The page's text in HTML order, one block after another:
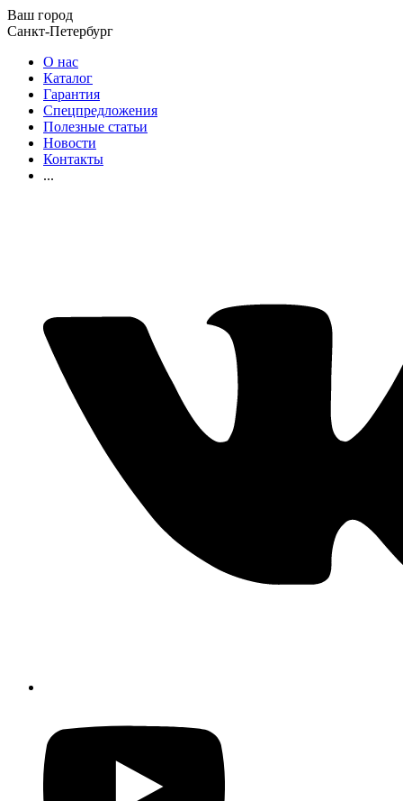
Ваш город
Санкт-Петербург
О нас
Каталог
Гарантия
Спецпредложения
Полезные статьи
Новости
Контакты
...